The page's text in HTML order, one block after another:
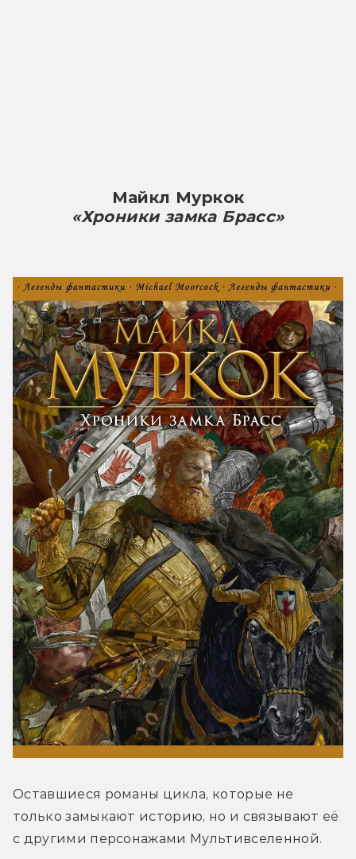
Майкл Муркок
«Хроники замка Брасс»
Оставшиеся романы цикла, которые не
только замыкают историю, но и связывают её
с другими персонажами Мультивселенной.